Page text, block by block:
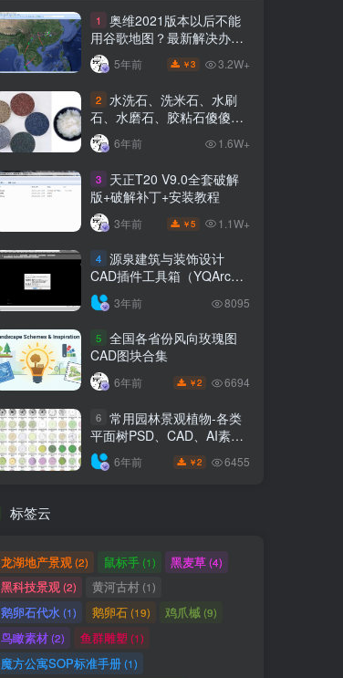
1
奥维2021版本以后不能
用谷歌地图？最新解决办法
苹果安卓电脑
5年前 ￥3 3.2W+
2 水洗石、洗米石、水刷
石、水磨石、胶粘石傻傻分
不清楚
6年前 1.6W+
3
天正T20 V9.0全套破解
版+破解补丁+安装教程
3年前 ￥5 1.1W+
4 源泉建筑与装饰设计
CAD插件工具箱（YQArch
6.7.4）
3年前 8095
5 全国各省份风向玫瑰图
CAD图块合集
6年前 ￥2 6694
6 常用园林景观植物-各类
平面树PSD、CAD、AI素材
线稿
6年前 ￥2 6455
标签云
龙湖地产景观 (2) 鼠标手(1) 黑麦草(4)
黑科技景观(2) 黄河古村(1)
鹅卵石代水(1) 鹅卵石(19) 鸡爪槭(9)
鸟瞰素材(2) 鱼群雕塑 (1)
魔方公寓SOP标准手册(1)